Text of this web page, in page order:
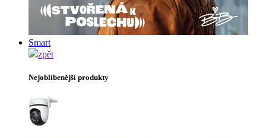
Smart
zpět
Nejoblíbenější produkty